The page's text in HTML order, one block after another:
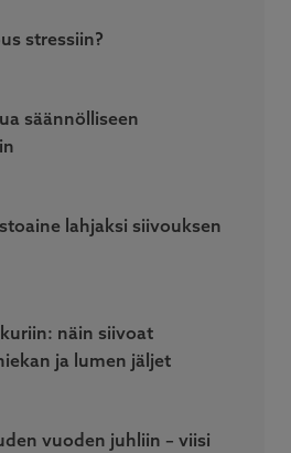
stressiin?
säännölliseen
lahjaksi siivouksen
näin siivoat
ja lumen jäljet
vuoden juhliin – viisi